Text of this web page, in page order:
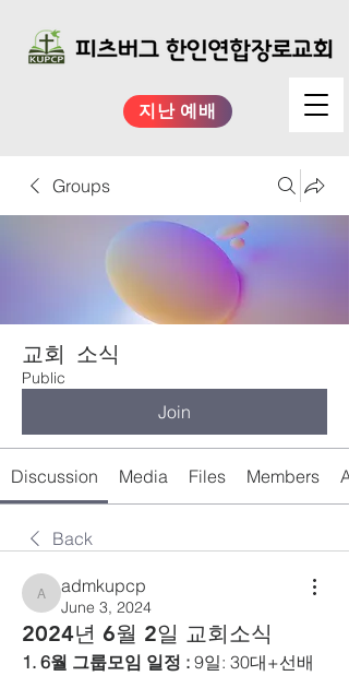
지난 예배
Groups
교회 소식
Public
Join
Discussion Media Files Members
Back
admkupcp
admkupcp
June 3, 2024
2024년 6월 2일 교회소식
1. 6월 그룹모임 일정 : 9일: 30대+선배